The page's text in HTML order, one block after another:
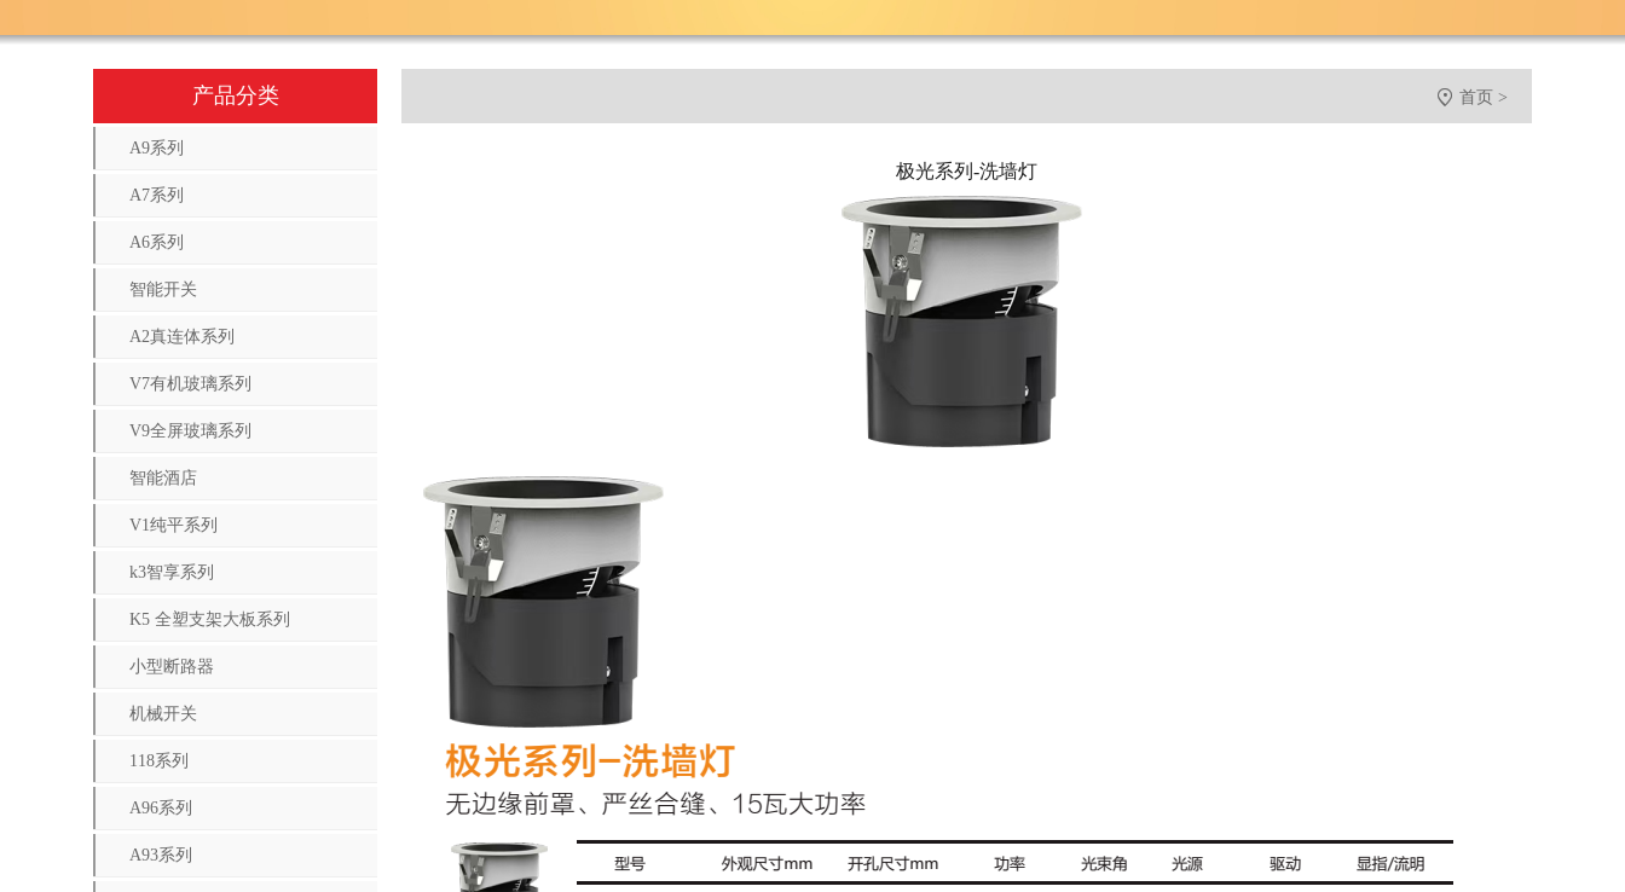
产品分类
A9系列
A7系列
A6系列
智能开关
A2真连体系列
V7有机玻璃系列
V9全屏玻璃系列
智能酒店
V1纯平系列
k3智享系列
K5 全塑支架大板系列
小型断路器
机械开关
118系列
A96系列
A93系列
 首页 >
极光系列-洗墙灯